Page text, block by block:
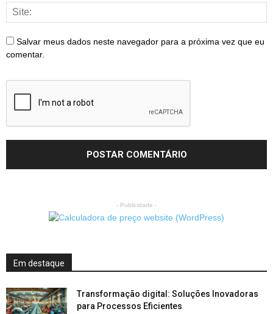
Salvar meus dados neste navegador para a próxima vez que eu
comentar.
- Publicidade -
Em destaque
Transformação digital: Soluções Inovadoras
para Processos Eficientes